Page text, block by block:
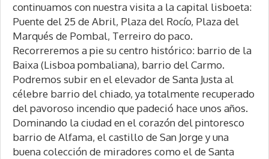
continuamos con nuestra visita a la capital lisboeta:
Puente del 25 de Abril, Plaza del Rocío, Plaza del
Marqués de Pombal, Terreiro do paco.
Recorreremos a pie su centro histórico: barrio de la
Baixa (Lisboa pombaliana), barrio del Carmo.
Podremos subir en el elevador de Santa Justa al
célebre barrio del chiado, ya totalmente recuperado
del pavoroso incendio que padeció hace unos años.
Dominando la ciudad en el corazón del pintoresco
barrio de Alfama, el castillo de San Jorge y una
buena colección de miradores como el de Santa